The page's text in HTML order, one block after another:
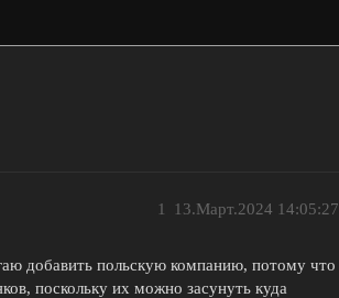
13.Март.2024 14:05:27
1
добавить польскую компанию, потому что
поскольку их можно засунуть куда